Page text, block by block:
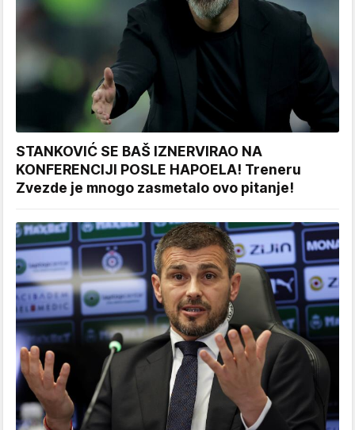
STANKOVIĆ SE BAŠ IZNERVIRAO NA
KONFERENCIJI POSLE HAPOELA! Treneru
Zvezde je mnogo zasmetalo ovo pitanje!